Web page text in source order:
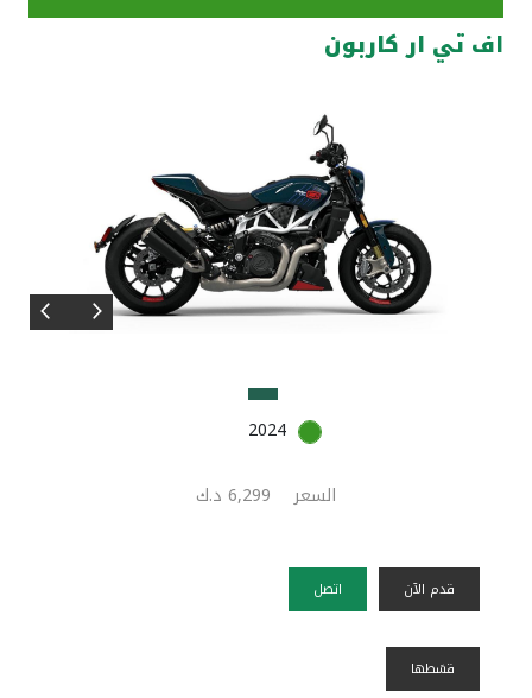
مواقع الفروع وأجهزة الصرف الآلي
ماليزيا
مصر
اف تي ار كاربون
2024
السعر
قدم الآن اتصل
قسًطها